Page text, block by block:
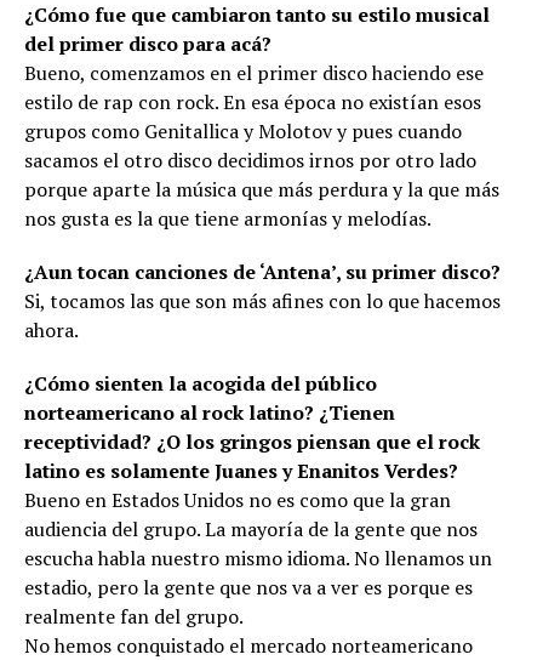
¿Cómo fue que cambiaron tanto su estilo musical
del primer disco para acá?
Bueno, comenzamos en el primer disco haciendo ese
estilo de rap con rock. En esa época no existían esos
grupos como Genitallica y Molotov y pues cuando
sacamos el otro disco decidimos irnos por otro lado
porque aparte la música que más perdura y la que más
nos gusta es la que tiene armonías y melodías.
¿Aun tocan canciones de ‘Antena’, su primer disco?
Si, tocamos las que son más afines con lo que hacemos
ahora.
¿Cómo sienten la acogida del público
norteamericano al rock latino? ¿Tienen
receptividad? ¿O los gringos piensan que el rock
latino es solamente Juanes y Enanitos Verdes?
Bueno en Estados Unidos no es como que la gran
audiencia del grupo. La mayoría de la gente que nos
escucha habla nuestro mismo idioma. No llenamos un
estadio, pero la gente que nos va a ver es porque es
realmente fan del grupo.
No hemos conquistado el mercado norteamericano